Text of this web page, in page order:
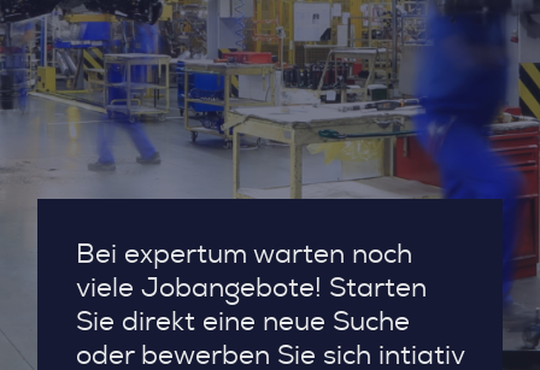
Bei expertum warten noch
viele Jobangebote! Starten
Sie direkt eine neue Suche
oder bewerben Sie sich intiativ